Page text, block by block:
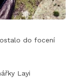
do focení
Layi